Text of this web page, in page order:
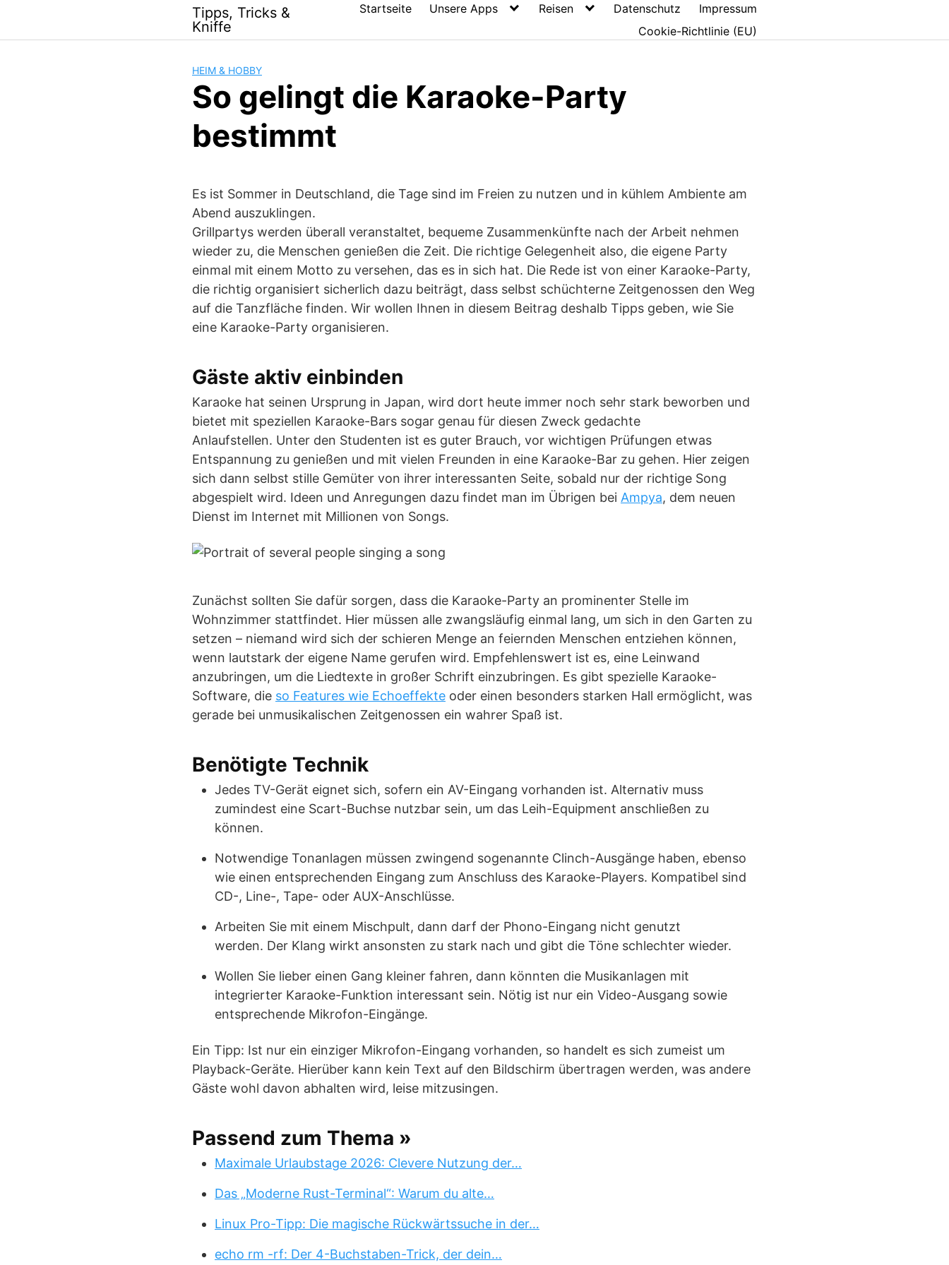
content
Tipps, Tricks &
Kniffe
Startseite Unsere Apps Reisen Datenschutz
Impressum
Cookie-Richtlinie (EU)
HEIM & HOBBY
So gelingt die Karaoke-Party
bestimmt
Es ist Sommer in Deutschland, die Tage sind im Freien zu nutzen und in kühlem Ambiente am
Abend auszuklingen.
Grillpartys werden überall veranstaltet, bequeme Zusammenkünfte nach der Arbeit nehmen
wieder zu, die Menschen genießen die Zeit. Die richtige Gelegenheit also, die eigene Party
einmal mit einem Motto zu versehen, das es in sich hat. Die Rede ist von einer Karaoke-Party,
die richtig organisiert sicherlich dazu beiträgt, dass selbst schüchterne Zeitgenossen den Weg
auf die Tanzfläche finden. Wir wollen Ihnen in diesem Beitrag deshalb Tipps geben, wie Sie
eine Karaoke-Party organisieren.
Gäste aktiv einbinden
Karaoke hat seinen Ursprung in Japan, wird dort heute immer noch sehr stark beworben und
bietet mit speziellen Karaoke-Bars sogar genau für diesen Zweck gedachte
Anlaufstellen. Unter den Studenten ist es guter Brauch, vor wichtigen Prüfungen etwas
Entspannung zu genießen und mit vielen Freunden in eine Karaoke-Bar zu gehen. Hier zeigen
sich dann selbst stille Gemüter von ihrer interessanten Seite, sobald nur der richtige Song
abgespielt wird. Ideen und Anregungen dazu findet man im Übrigen bei Ampya, dem neuen
Dienst im Internet mit Millionen von Songs.
Zunächst sollten Sie dafür sorgen, dass die Karaoke-Party an prominenter Stelle im
Wohnzimmer stattfindet. Hier müssen alle zwangsläufig einmal lang, um sich in den Garten zu
setzen – niemand wird sich der schieren Menge an feiernden Menschen entziehen können,
wenn lautstark der eigene Name gerufen wird. Empfehlenswert ist es, eine Leinwand
anzubringen, um die Liedtexte in großer Schrift einzubringen. Es gibt spezielle Karaoke-
Software, die so Features wie Echoeffekte oder einen besonders starken Hall ermöglicht, was
gerade bei unmusikalischen Zeitgenossen ein wahrer Spaß ist.
Benötigte Technik
Jedes TV-Gerät eignet sich, sofern ein AV-Eingang vorhanden ist. Alternativ muss
zumindest eine Scart-Buchse nutzbar sein, um das Leih-Equipment anschließen zu
können.
Notwendige Tonanlagen müssen zwingend sogenannte Clinch-Ausgänge haben, ebenso
wie einen entsprechenden Eingang zum Anschluss des Karaoke-Players. Kompatibel sind
CD-, Line-, Tape- oder AUX-Anschlüsse.
Arbeiten Sie mit einem Mischpult, dann darf der Phono-Eingang nicht genutzt
werden. Der Klang wirkt ansonsten zu stark nach und gibt die Töne schlechter wieder.
Wollen Sie lieber einen Gang kleiner fahren, dann könnten die Musikanlagen mit
integrierter Karaoke-Funktion interessant sein. Nötig ist nur ein Video-Ausgang sowie
entsprechende Mikrofon-Eingänge.
Ein Tipp: Ist nur ein einziger Mikrofon-Eingang vorhanden, so handelt es sich zumeist um
Playback-Geräte. Hierüber kann kein Text auf den Bildschirm übertragen werden, was andere
Gäste wohl davon abhalten wird, leise mitzusingen.
Passend zum Thema »
Maximale Urlaubstage 2026: Clevere Nutzung der…
Das „Moderne Rust-Terminal“: Warum du alte…
Linux Pro-Tipp: Die magische Rückwärtssuche in der…
echo rm -rf: Der 4-Buchstaben-Trick, der dein…